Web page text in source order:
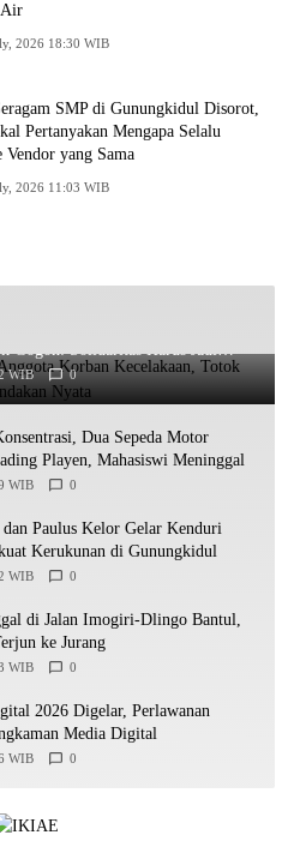
Air
2026 18:30 WIB
SMP di Gunungkidul Disorot,
Pertanyakan Mengapa Selalu
Vendor yang Sama
2026 11:03 WIB
Bantu Anggota Korban
WIB 0
Dua Sepeda Motor
Playen, Mahasiswi Meninggal
WIB 0
Paulus Kelor Gelar Kenduri
Kerukunan di Gunungkidul
WIB 0
di Jalan Imogiri-Dlingo Bantul,
ke Jurang
WIB 0
2026 Digelar, Perlawanan
Media Digital
WIB 0